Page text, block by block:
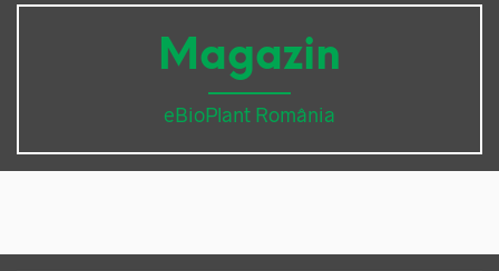
Magazin
eBioPlant România